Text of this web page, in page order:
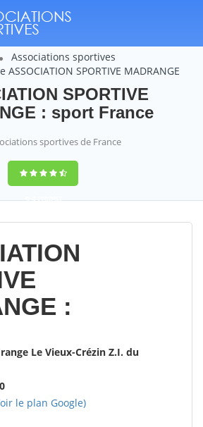
Associations sportives
SPORTIVE MADRANGE
SPORTIVE
: sport France
sportives de France
9,4(100%)
14358votes
:
Le Vieux-Crézin Z.I. du
le plan Google)